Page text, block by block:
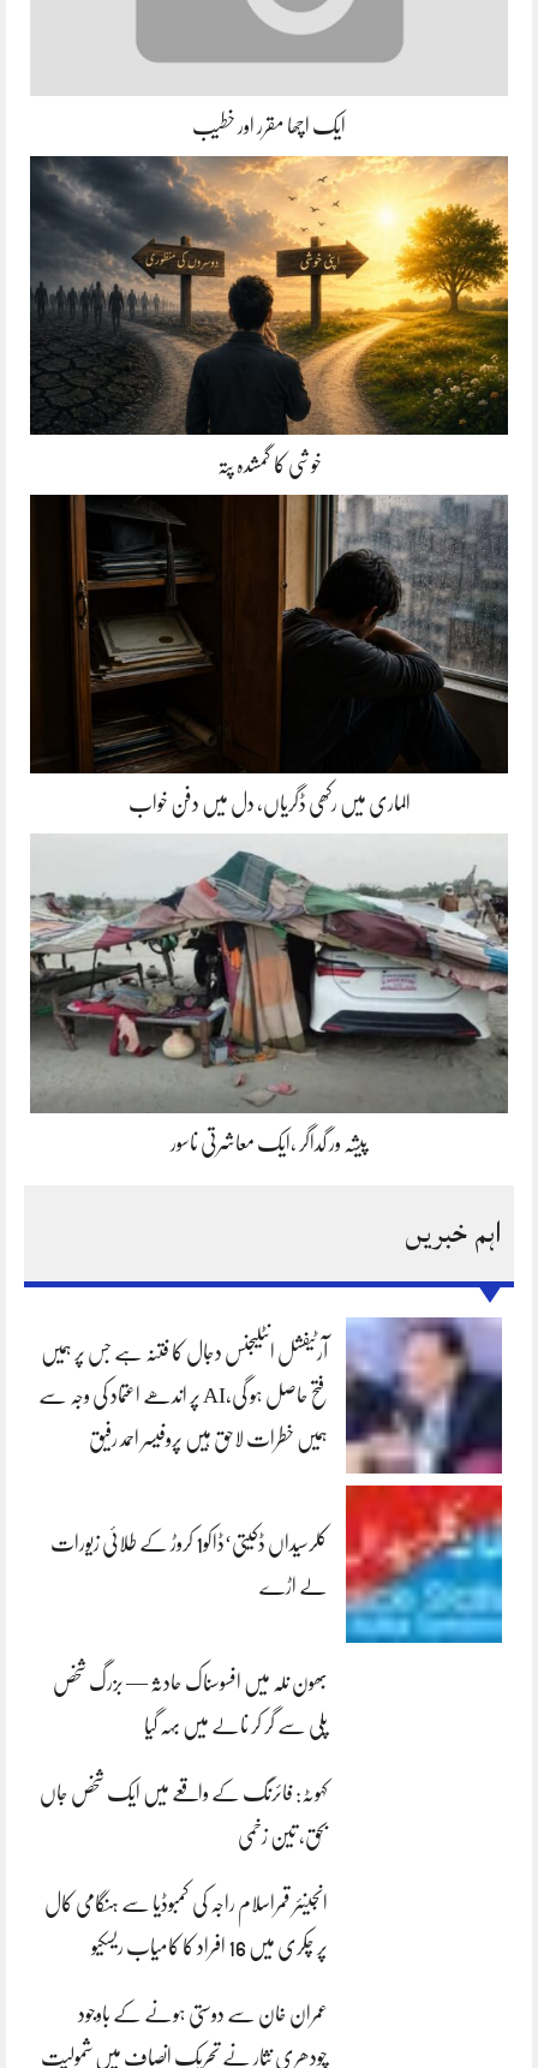
ایک اچھا مقرر اور خطیب
خوشی کا گمشدہ پتہ
الماری میں رکھی ڈگریاں، دل میں دفن خواب
پیشہ ور گداگر ،ایک معاشرتی ناسور
اہم خبریں
آرٹیفشل انٹلیجنس دجال کا فتنہ ہے جس پر ہمیں
فتح حاصل ہو گی،AI پر اندھے اعتماد کی وجہ سے
ہمیں خطرات لاحق ہیں پروفیسر احمد رفیق
کلرسیداں ڈکیتی‘ڈاکو1 کروڑ کے طلائی زیورات
لے اڑے
بھون نلہ میں افسوسناک حادثہ — بزرگ شخص
پلی سے گر کر نالے میں بہہ گیا
کہوٹہ: فائرنگ کے واقعے میں ایک شخص جاں
بحق، تین زخمی
انجینئر قمراسلام راجہ کی کمبوڈیا سے ہنگامی کال
پر چکری میں 16 افراد کا کامیاب ریسکیو
عمران خان سے دوستی ہونے کے باوجود
چودھری نثار نے تحریک انصاف میں شمولیت